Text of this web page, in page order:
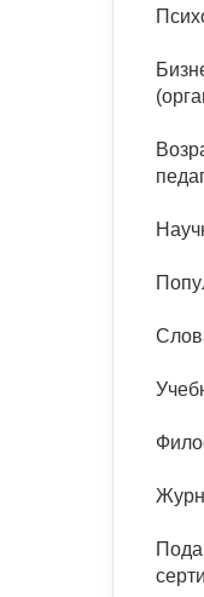
панические
Психодрама
Сказкотерапия
психотерапии
Классический,
эргономика
Социальная
Психология
психоанализ